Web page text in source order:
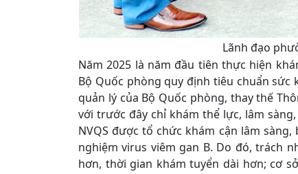
Lãnh đạo
Năm 2025 là năm đầu tiên thực hiện
Bộ Quốc phòng quy định tiêu chuẩn
quản lý của Bộ Quốc phòng, thay thế
với trước đây chỉ khám thể lực, lâm
NVQS được tổ chức khám cận lâm
nghiệm virus viêm gan B. Do đó, trách
hơn, thời gian khám tuyển dài hơn; cơ